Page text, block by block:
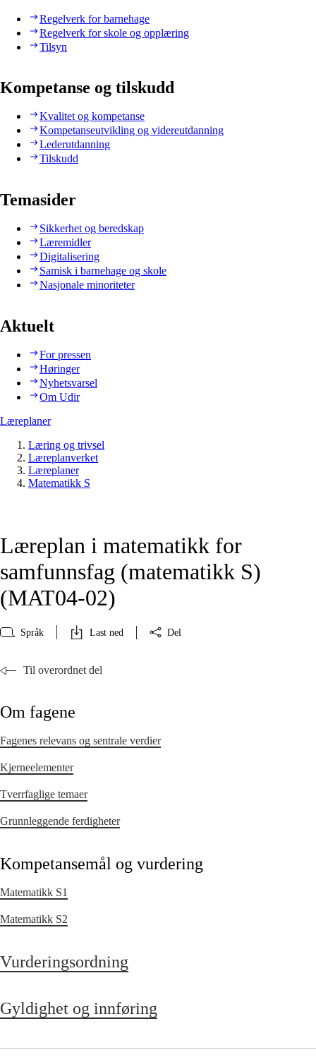
Regelverk for barnehage
Regelverk for skole og opplæring
Tilsyn
Kompetanse og tilskudd
Kvalitet og kompetanse
Kompetanseutvikling og videreutdanning
Lederutdanning
Tilskudd
Temasider
Sikkerhet og beredskap
Læremidler
Digitalisering
Samisk i barnehage og skole
Nasjonale minoriteter
Aktuelt
For pressen
Høringer
Nyhetsvarsel
Om Udir
Læreplaner
Læring og trivsel
Læreplanverket
Læreplaner
Matematikk S
Læreplan i matematikk for
samfunnsfag (matematikk S)
(MAT04‑02)
Språk Last ned Del
Til overordnet del
Om fagene
Fagenes relevans og sentrale verdier
Kjerneelementer
Tverrfaglige temaer
Grunnleggende ferdigheter
Kompetansemål og vurdering
Matematikk S1
Matematikk S2
Vurderingsordning
Gyldighet og innføring